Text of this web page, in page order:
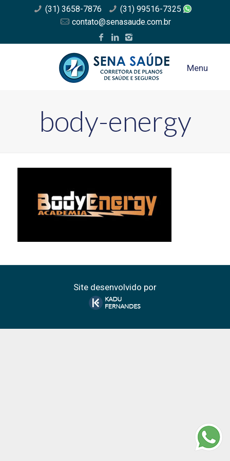
(31) 3658-7876
(31) 99516-7325
contato@senasaude.com.br
Menu
body-energy
Site desenvolvido por